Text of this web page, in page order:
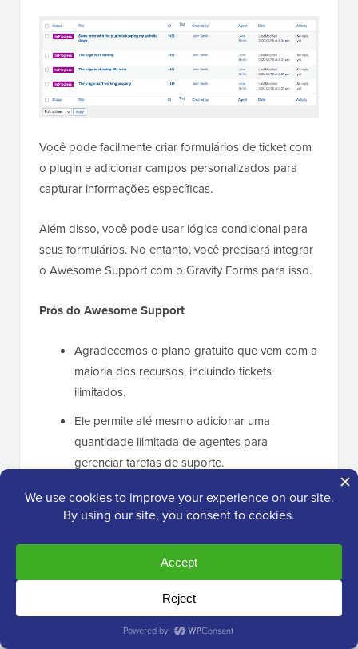
Você pode facilmente criar formulários de ticket com
o plugin e adicionar campos personalizados para
capturar informações específicas.
Além disso, você pode usar lógica condicional para
seus formulários. No entanto, você precisará integrar
o Awesome Support com o Gravity Forms para isso.
Prós do Awesome Support
Agradecemos o plano gratuito que vem com a
maioria dos recursos, incluindo tickets
ilimitados.
Ele permite até mesmo adicionar uma
quantidade ilimitada de agentes para
gerenciar tarefas de suporte.
Você pode integrar oAwesome Support com
Easy Digital Downloadse WooCommerce.
Awesome Support permite que os membros
da equipe deixem notas internas privadas para
tickets de clientes.